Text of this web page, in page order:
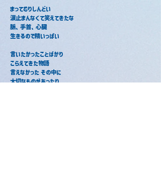
まってむりしんどい
涙止まんなくて笑えてきたな
脈、手首、心臓
生きるので精いっぱい
言いたかったことばかり
こらえてきた物語
言えなかった その中に
大切なものがあったり